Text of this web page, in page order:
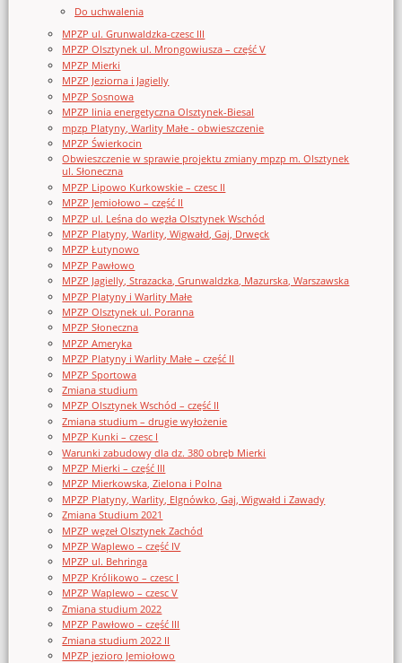
Do uchwalenia
MPZP ul. Grunwaldzka-czesc III
MPZP Olsztynek ul. Mrongowiusza – część V
MPZP Mierki
MPZP Jeziorna i Jagielly
MPZP Sosnowa
MPZP linia energetyczna Olsztynek-Biesal
mpzp Platyny, Warlity Małe - obwieszczenie
MPZP Świerkocin
Obwieszczenie w sprawie projektu zmiany mpzp m. Olsztynek
ul. Słoneczna
MPZP Lipowo Kurkowskie – czesc II
MPZP Jemiołowo – część II
MPZP ul. Leśna do węzła Olsztynek Wschód
MPZP Platyny, Warlity, Wigwałd, Gaj, Drwęck
MPZP Łutynowo
MPZP Pawłowo
MPZP Jagielly, Strazacka, Grunwaldzka, Mazurska, Warszawska
MPZP Platyny i Warlity Małe
MPZP Olsztynek ul. Poranna
MPZP Słoneczna
MPZP Ameryka
MPZP Platyny i Warlity Małe – część II
MPZP Sportowa
Zmiana studium
MPZP Olsztynek Wschód – część II
Zmiana studium – drugie wyłożenie
MPZP Kunki – czesc I
Warunki zabudowy dla dz. 380 obręb Mierki
MPZP Mierki – część III
MPZP Mierkowska, Zielona i Polna
MPZP Platyny, Warlity, Elgnówko, Gaj, Wigwałd i Zawady
Zmiana Studium 2021
MPZP węzeł Olsztynek Zachód
MPZP Waplewo – część IV
MPZP ul. Behringa
MPZP Królikowo – czesc I
MPZP Waplewo – czesc V
Zmiana studium 2022
MPZP Pawłowo – część III
Zmiana studium 2022 II
MPZP jezioro Jemiołowo